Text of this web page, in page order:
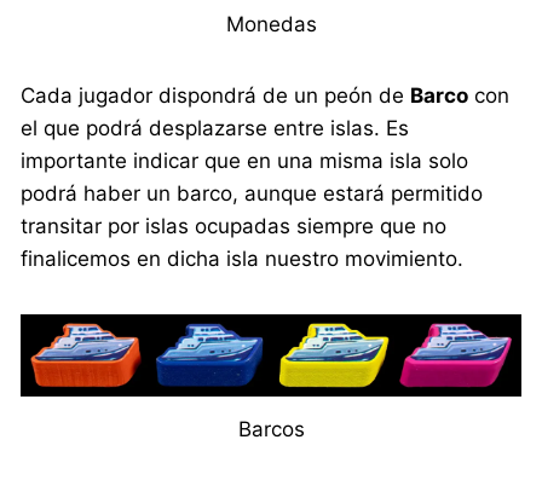
Monedas
Cada jugador dispondrá de un peón de Barco con
el que podrá desplazarse entre islas. Es
importante indicar que en una misma isla solo
podrá haber un barco, aunque estará permitido
transitar por islas ocupadas siempre que no
finalicemos en dicha isla nuestro movimiento.
Barcos